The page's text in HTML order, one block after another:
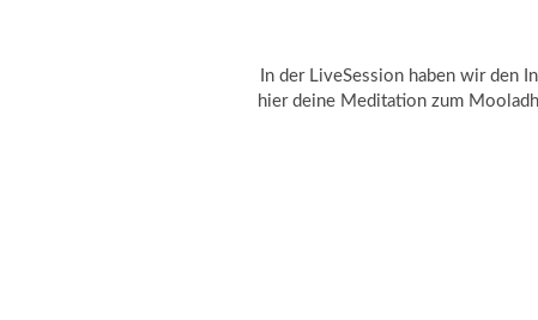
In der LiveSession haben wir den
hier deine Meditation zum